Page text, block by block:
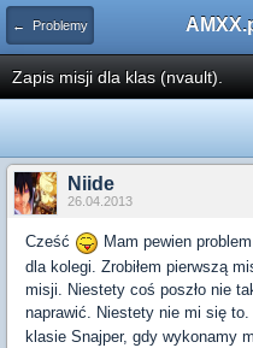
← Problemy
Zapis misji dla klas (nvault).
Niide
26.04.2013
Cześć
Mam pewien
dla kolegi. Zrobiłem pierwszą
misji. Niestety coś poszło nie
naprawić. Niestety nie mi się to.
klasie Snajper, gdy wykonamy